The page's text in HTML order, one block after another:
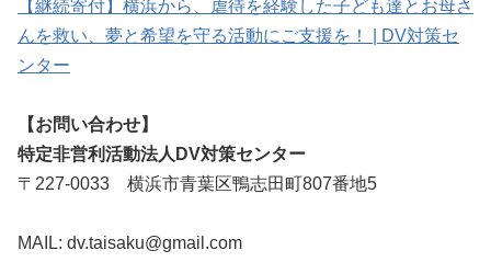
【継続寄付】横浜から、虐待を経験した子ども達とお母さ
んを救い、夢と希望を守る活動にご支援を！ | DV対策セ
ンター
【お問い合わせ】
特定非営利活動法人DV対策センター
〒227-0033 横浜市青葉区鴨志田町807番地5
MAIL: dv.taisaku@gmail.com